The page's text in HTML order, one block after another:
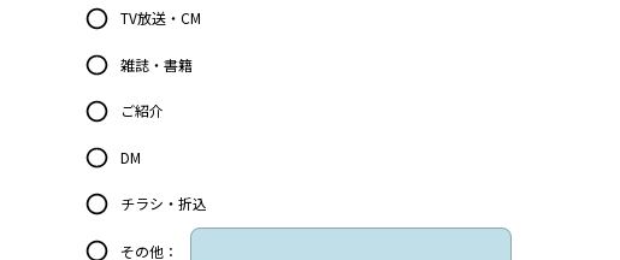
TV放送・CM
雑誌・書籍
ご紹介
DM
チラシ・折込
その他：